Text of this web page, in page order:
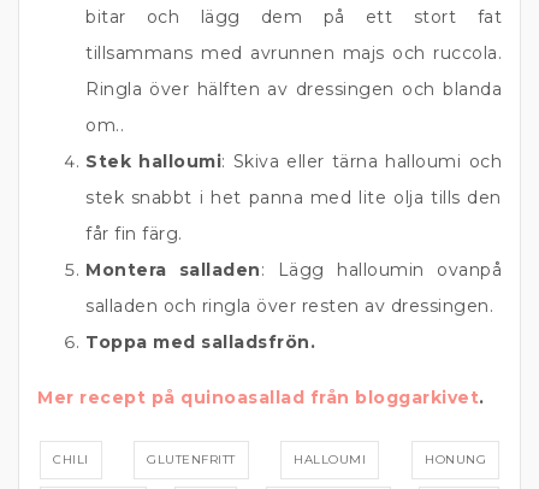
bitar och lägg dem på ett stort fat
tillsammans med avrunnen majs och ruccola.
Ringla över hälften av dressingen och blanda
om..
Stek halloumi: Skiva eller tärna halloumi och
stek snabbt i het panna med lite olja tills den
får fin färg.
Montera salladen: Lägg halloumin ovanpå
salladen och ringla över resten av dressingen.
Toppa med salladsfrön.
Mer recept på quinoasallad från bloggarkivet.
CHILI GLUTENFRITT HALLOUMI HONUNG